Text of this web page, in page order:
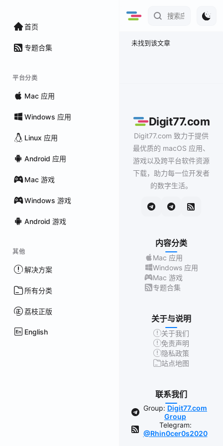
首页
专题合集
平台分类
Mac 应用
Windows 应用
Linux 应用
Android 应用
Mac 游戏
Windows 游戏
Android 游戏
其他
解决方案
所有分类
荔枝正版
English
未找到该文章
Digit77.com
Digit77.com 致力于提供
最优质的 macOS 应用、
游戏以及跨平台软件资源
下载，助力每一位开发者
的数字生活。
内容分类
Mac 应用
Windows 应用
Mac 游戏
专题合集
关于与说明
关于我们
免责声明
隐私政策
站点地图
联系我们
Group: Digit77.com
Group
Telegram:
@Rhin0cer0s2020